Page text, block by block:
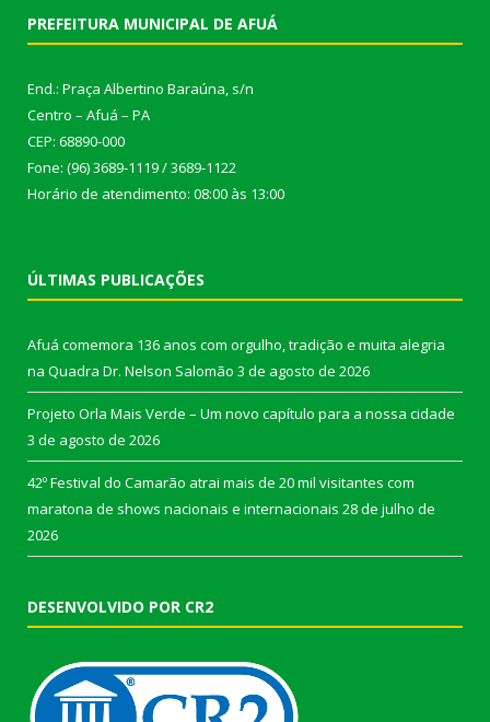
PREFEITURA MUNICIPAL DE AFUÁ
End.: Praça Albertino Baraúna, s/n
Centro – Afuá – PA
CEP: 68890-000
Fone: (96) 3689-1119 / 3689-1122
Horário de atendimento: 08:00 às 13:00
ÚLTIMAS PUBLICAÇÕES
Afuá comemora 136 anos com orgulho, tradição e muita alegria
na Quadra Dr. Nelson Salomão 3 de agosto de 2026
Projeto Orla Mais Verde – Um novo capítulo para a nossa cidade
3 de agosto de 2026
42º Festival do Camarão atrai mais de 20 mil visitantes com
maratona de shows nacionais e internacionais 28 de julho de
2026
DESENVOLVIDO POR CR2